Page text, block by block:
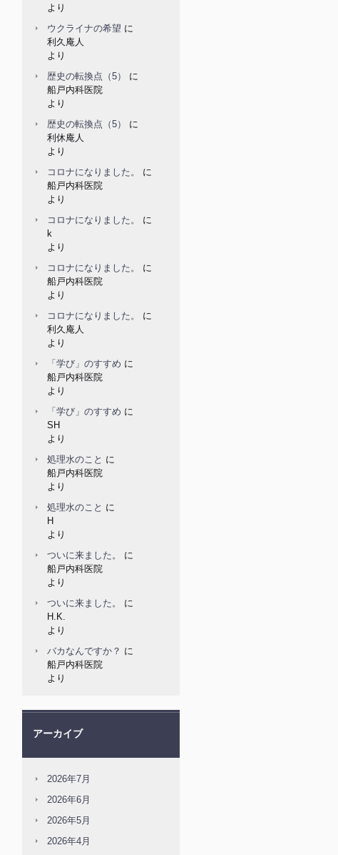
より
ウクライナの希望 に
利久庵人
より
歴史の転換点（5）
に
船戸内科医院
より
歴史の転換点（5）
に
利休庵人
より
コロナになりました。
に
船戸内科医院
より
コロナになりました。
に
k
より
コロナになりました。
に
船戸内科医院
より
コロナになりました。
に
利久庵人
より
「学び」のすすめ に
船戸内科医院
より
「学び」のすすめ に
SH
より
処理水のこと に
船戸内科医院
より
処理水のこと に
H
より
ついに来ました。
に
船戸内科医院
より
ついに来ました。
に
H.K.
より
バカなんですか？ に
船戸内科医院
より
アーカイブ
2026年7月
2026年6月
2026年5月
2026年4月